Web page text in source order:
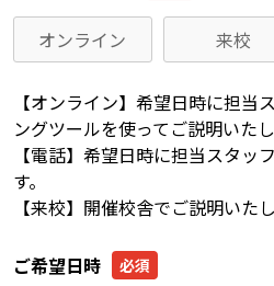
オンライン 来校
【オンライン】希望日時に担当
ングツールを使ってご説明いたし
【電話】希望日時に担当スタッ
す。
【来校】開催校舎でご説明いたし
ご希望日時